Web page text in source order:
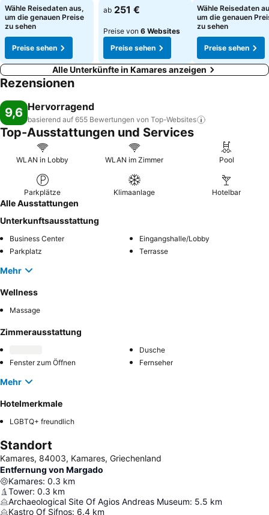
Preise sehen
Wähle Reisedaten aus,
um die genauen Preise
zu sehen
Preise sehen
Preise sehen
ab 251 €
Preise von 6 Websites
Preise sehen
Preise sehen
Wähle Reisedaten
um die genauen
zu sehen
Preise sehen
Alle Unterkünfte in Kamares anzeigen
Rezensionen
9,6 Hervorragend
basierend auf 655 Bewertungen von Top-Websites
Top-Ausstattungen und Services
WLAN in Lobby WLAN im Zimmer Pool
Parkplätze Klimaanlage Hotelbar
Alle Ausstattungen
Unterkunftsausstattung
Business Center
Eingangshalle/Lobby
Parkplatz
Terrasse
Mehr
Wellness
Massage
Zimmerausstattung
Dusche
Fenster zum Öffnen
Fernseher
Mehr
Hotelmerkmale
LGBTQ+ freundlich
Standort
Kamares, 84003, Kamares, Griechenland
Entfernung von Margado
Kamares: 0.3 km
Tower: 0.3 km
Archaeological Site Of Agios Andreas Museum: 5.5 km
Kastro Of Sifnos: 6.4 km